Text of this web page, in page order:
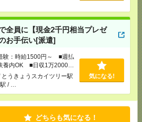
全員に【現金2千円相当プレゼ
お手伝い[派遣]
験：時給1500円～ ■週払
内OK ■日収1万2000円
とうきょうスカイツリー駅
/ …
気になる!
どちらも気になる！
／【高時給1900円！】事務サ
収例】時給1,900円×実
円
徒歩1分
御茶ノ水駅か
気になる！
！シフト制なので便利！＊50代